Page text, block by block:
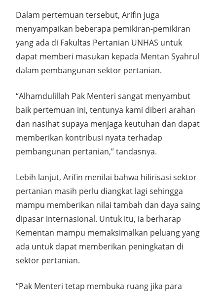
Dalam pertemuan tersebut, Arifin juga
menyampaikan beberapa pemikiran-pemikiran
yang ada di Fakultas Pertanian UNHAS untuk
dapat memberi masukan kepada Mentan Syahrul
dalam pembangunan sektor pertanian.
“Alhamdulillah Pak Menteri sangat menyambut
baik pertemuan ini, tentunya kami diberi arahan
dan nasihat supaya menjaga keutuhan dan dapat
memberikan kontribusi nyata terhadap
pembangunan pertanian,” tandasnya.
Lebih lanjut, Arifin menilai bahwa hilirisasi sektor
pertanian masih perlu diangkat lagi sehingga
mampu memberikan nilai tambah dan daya saing
dipasar internasional. Untuk itu, ia berharap
Kementan mampu memaksimalkan peluang yang
ada untuk dapat memberikan peningkatan di
sektor pertanian.
“Pak Menteri tetap membuka ruang jika para